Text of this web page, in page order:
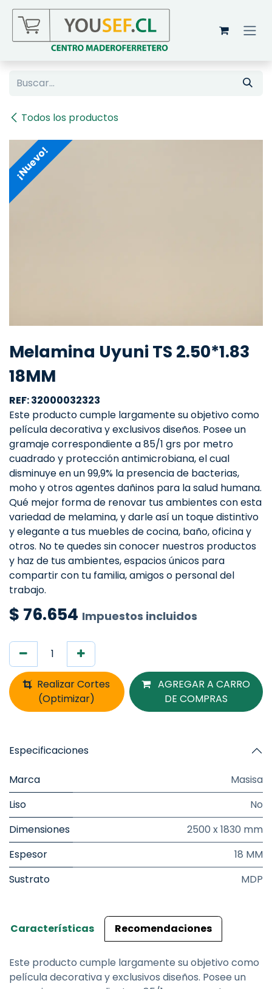
Ir al contenido
Todos los productos
¡Nuevo!
Melamina Uyuni TS 2.50*1.83
18MM
REF: 32000032323
Este producto cumple largamente su objetivo como
película decorativa y exclusivos diseños. Posee un
gramaje correspondiente a 85/1 grs por metro
cuadrado y protección antimicrobiana, el cual
disminuye en un 99,9% la presencia de bacterias,
moho y otros agentes dañinos para la salud humana.
Qué mejor forma de renovar tus ambientes con esta
variedad de melamina, y darle así un toque distintivo
y elegante a tus muebles de cocina, baño, oficina y
otros. No te quedes sin conocer nuestros productos
y haz de tus ambientes, espacios únicos para
compartir con tu familia, amigos o personal del
trabajo.
$ 76.654 Impuestos incluidos
Realizar Cortes
(Optimizar)
AGREGAR A CARRO
DE COMPRAS
Especificaciones
Marca
Masisa
Liso
No
Dimensiones
2500 x 1830 mm
Espesor
18 MM
Sustrato
MDP
Características Recomendaciones
Este producto cumple largamente su objetivo como
película decorativa y exclusivos diseños. Posee un